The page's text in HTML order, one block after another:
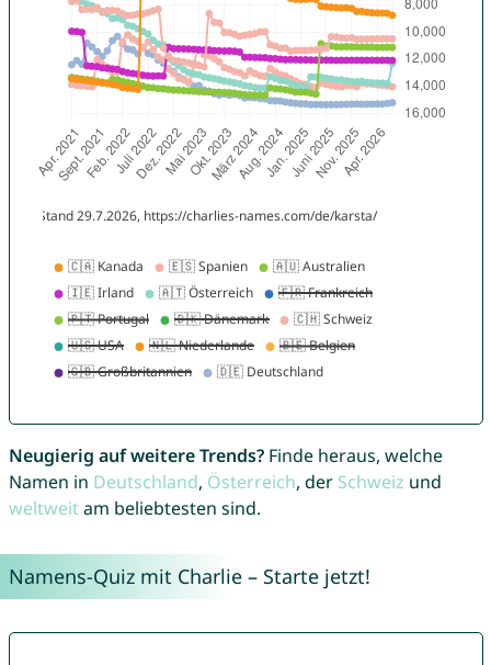
Neugierig auf weitere Trends?Finde heraus, welche
Namen in Deutschland, Österreich, der Schweiz und
weltweitam beliebtesten sind.
Namens-Quiz mit Charlie – Starte jetzt!